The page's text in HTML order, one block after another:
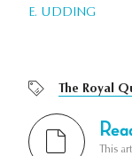
E. UDDING
The Royal
This